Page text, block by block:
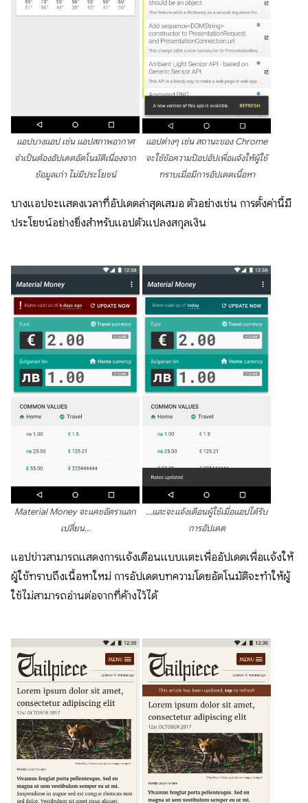
แอปบางแอป เช่น แอปสภาพอากาศ
จำเป็นต้องอัปเดตอัตโนมัติเนื่องจาก
ข้อมูลเก่า ไม่มีประโยชน์
แอปต่างๆ เช่น สถานะของ Chrome
จะใช้ข้อความป๊อปอัปเพื่อแจ้งให้ผู้ใช้
ทราบเมื่อมีการอัปเดตเนื้อหา
บางแอปจะแสดงเวลาที่อัปเดตล่าสุดเสมอ ตัวอย่างเช่น การตั้งค่านี้มี
ประโยชน์อย่างยิ่งสำหรับแอปตัวแปลงสกุลเงิน
Material Money จะแคชอัตราแลก
เปลี่ยน…
…และจะแจ้งเตือนผู้ใช้เมื่อแอปได้รับ
การอัปเดต
แอปข่าวสามารถแสดงการแจ้งเตือนแบบแตะเพื่ออัปเดตเพื่อแจ้งให้
ผู้ใช้ทราบถึงเนื้อหาใหม่ การอัปเดตบทความโดยอัตโนมัติจะทำให้ผู้
ใช้ไม่สามารถอ่านต่อจากที่ค้างไว้ได้